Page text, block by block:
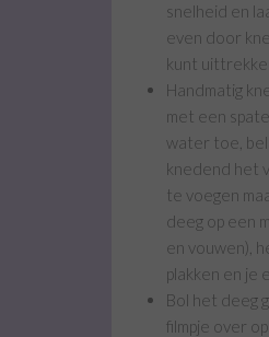
snelheid en
even door
kunt
Handmatig
met een
water toe,
knedend het
te voegen
deeg op een
en vouwen),
plakken en je
Bol het deeg
filmpje over